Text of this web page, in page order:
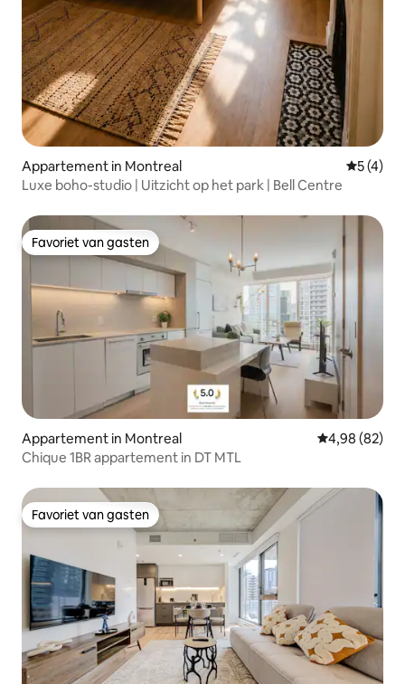
Appartement in Montreal
5 (4)
Luxe boho-studio | Uitzicht op het park | Bell Centre
Favoriet van gasten
Favoriet van gasten
Appartement in Montreal Gemiddelde
4,98 (82)
Chique 1BR appartement in DT MTL
Favoriet van gasten
Favoriet van gasten